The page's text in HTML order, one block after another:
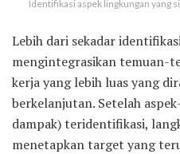
Identifikasi aspek lingkungan yang
Lebih dari sekadar
mengintegrasikan temuan-
kerja yang lebih luas yang
berkelanjutan. Setelah
dampak) teridentifikasi,
menetapkan target yang